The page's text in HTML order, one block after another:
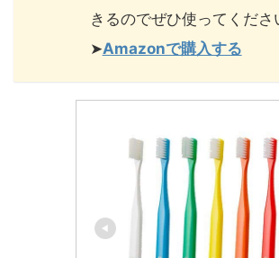
きるのでぜひ使ってくださ
➤Amazonで購入する